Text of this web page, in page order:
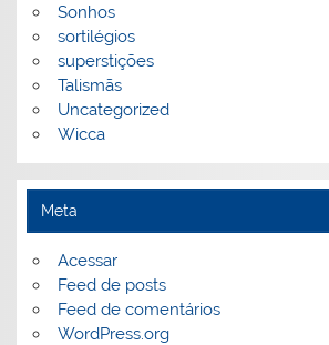
Sonhos
sortilégios
superstições
Talismãs
Uncategorized
Wicca
Meta
Acessar
Feed de posts
Feed de comentários
WordPress.org